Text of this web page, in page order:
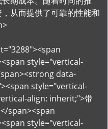
从而提供了可靠的性能和
style="vertical-
data-
style="vertical-
align: inherit;">带
span><span
style="vertical-